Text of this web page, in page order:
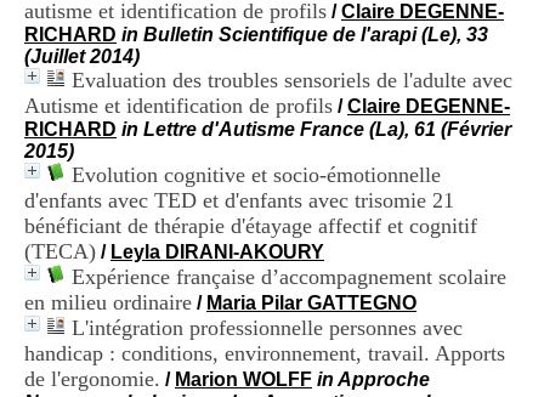
autisme et identification de profils /Claire DEGENNE-
RICHARD in Bulletin Scientifique de l'arapi (Le), 33
(Juillet 2014)
Evaluation des troubles sensoriels de l'adulte avec
Autisme et identification de profils /Claire DEGENNE-
RICHARD in Lettre d'Autisme France (La), 61 (Février
2015)
Evolution cognitive et socio-émotionnelle
d'enfants avec TED et d'enfants avec trisomie 21
bénéficiant de thérapie d'étayage affectif et cognitif
(TECA) / Leyla DIRANI-AKOURY
Expérience française d’accompagnement scolaire
en milieu ordinaire / Maria Pilar GATTEGNO
L'intégration professionnelle personnes avec
handicap : conditions, environnement, travail. Apports
de l'ergonomie. / Marion WOLFF in Approche
ô
n
-
A
l
e
s
C
e
n
t
r
e
H
o
s